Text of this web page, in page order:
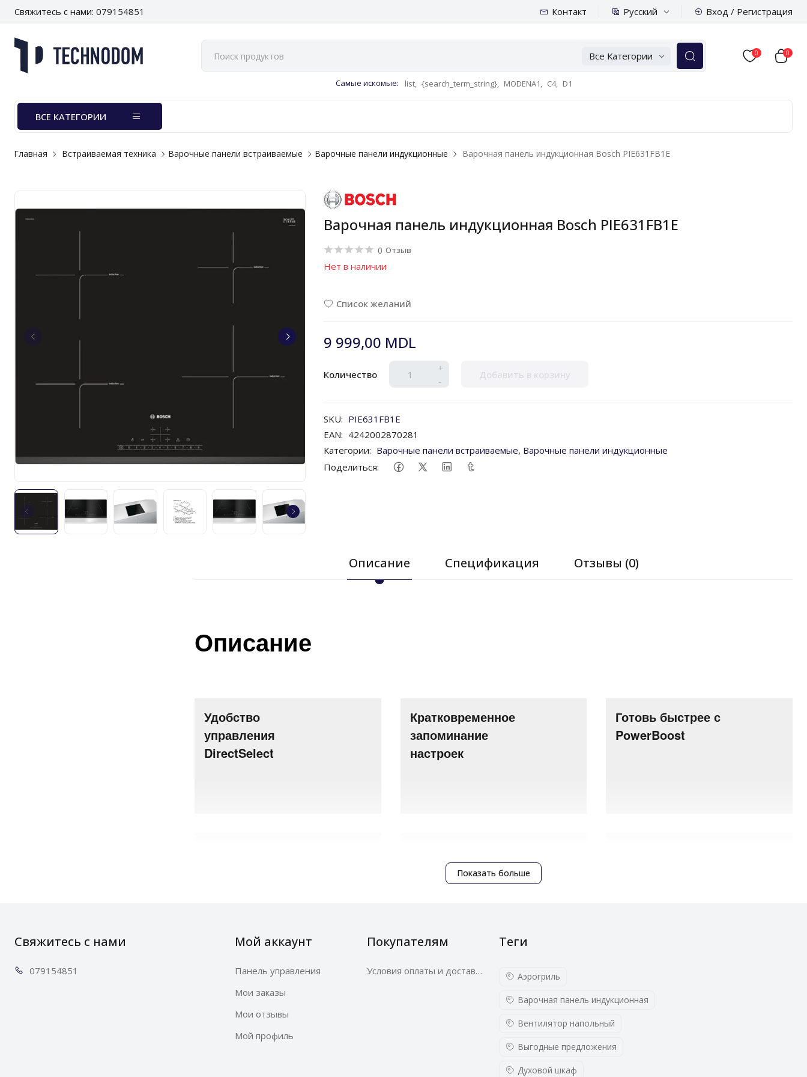
Свяжитесь с нами: 079154851 Контакт Русский Вход / Регистрация
Все Категории
Самые искомые: list, {search_term_string}, MODENA1, C4, D1
0 0
ВСЕ КАТЕГОРИИ
Главная Встраиваемая техника Варочные панели встраиваемые Варочные панели индукционные Варочная панель индукционная Bosch PIE631FB1E
Варочная панель индукционная Bosch PIE631FB1E
0 Отзыв
Нет в наличии
Список желаний
9 999,00 MDL
Количество
+
-
Добавить в корзину
SKU: PIE631FB1E
EAN: 4242002870281
Категории: Варочные панели встраиваемые, Варочные панели индукционные
Поделиться:
Описание Спецификация Отзывы (0)
Описание
Удобство
управления
DirectSelect
Кратковременное
запоминание
настроек
Готовь быстрее с
PowerBoost
индукционный
нагрев
Функция
детей»
Информационный
Показать больше
Свяжитесь с нами
0791 54851
Мой аккаунт
Панель управления
Мои заказы
Мои отзывы
Мой профиль
Покупателям
Условия оплаты и доставки
Теги
Аэрогриль
Варочная панель индукционная
Вентилятор напольный
Выгодные предложения
Духовой шкаф